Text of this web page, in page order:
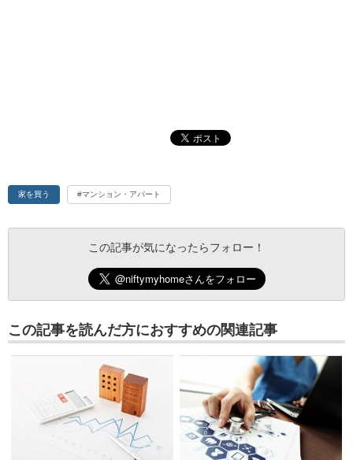
家を買う #マンション・アパート
この記事が気になったらフォロー！
この記事を読んだ方におすすめの関連記事